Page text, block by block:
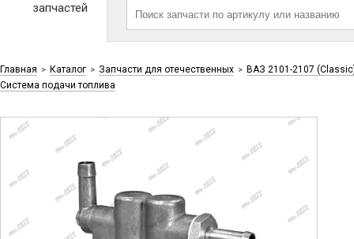
запчастей
Главная > Каталог > Запчасти для отечественных > ВАЗ 2101-2107
Система подачи топлива